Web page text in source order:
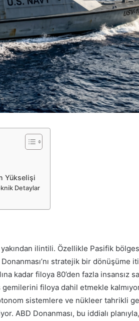
Yükselişi
Detaylar
ilintili. Özellikle Pasifik
stratejik bir dönüşüme
kadar filoya 80’den fazla insansız
filoya dahil etmekle
sistemlere ve nükleer tahrikli
ABD Donanması, bu iddialı planıyla,